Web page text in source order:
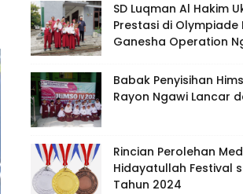
SD Luqman Al Hakim
Prestasi di Olympiade
Ganesha Operation
Babak Penyisihan
Rayon Ngawi Lancar
Rincian Perolehan
Hidayatullah Festival
Tahun 2024